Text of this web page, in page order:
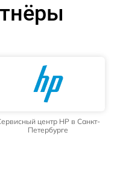
центр HP в Санкт-
Петербурге